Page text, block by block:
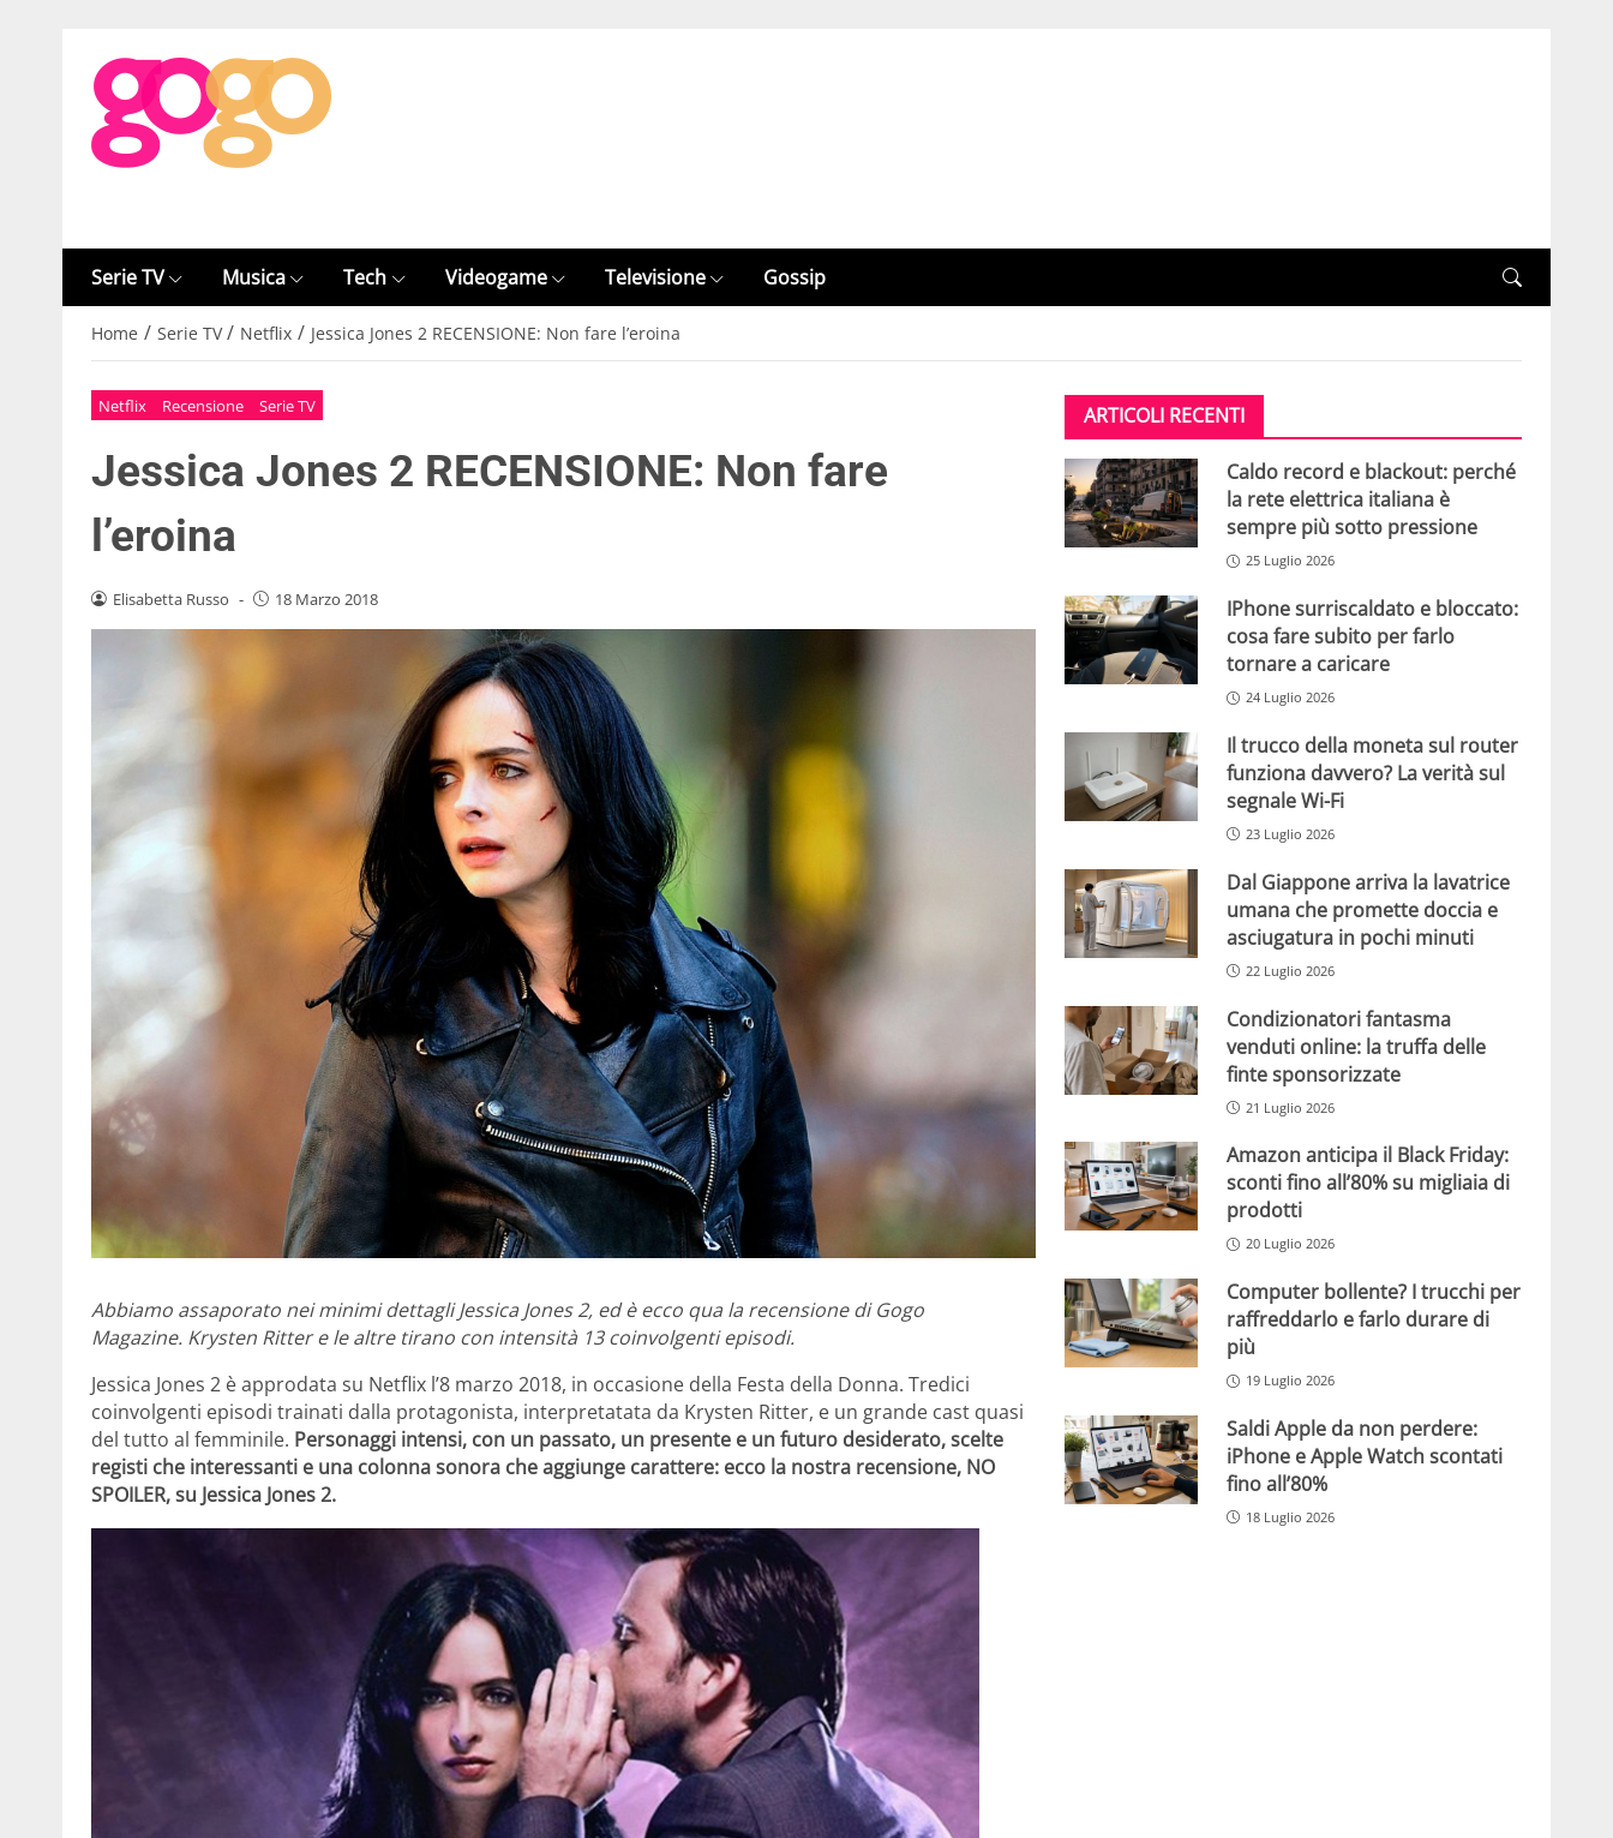
Serie TV Musica Tech Videogame Televisione Gossip
Home / Serie TV / Netflix / Jessica Jones 2 RECENSIONE: Non fare l’eroina
Netflix Recensione Serie TV
Jessica Jones 2 RECENSIONE: Non fare
l’eroina
Elisabetta Russo - 18 Marzo 2018
Abbiamo assaporato nei minimi dettagli Jessica Jones 2, ed è ecco qua la recensione di Gogo
Magazine. Krysten Ritter e le altre tirano con intensità 13 coinvolgenti episodi.
Jessica Jones 2 è approdata su Netflix l’8 marzo 2018, in occasione della Festa della Donna. Tredici
coinvolgenti episodi trainati dalla protagonista, interpretatata da Krysten Ritter, e un grande cast quasi
del tutto al femminile. Personaggi intensi, con un passato, un presente e un futuro desiderato, scelte
registi che interessanti e una colonna sonora che aggiunge carattere: ecco la nostra recensione, NO
SPOILER, su Jessica Jones 2.
ARTICOLI RECENTI
Caldo record e blackout: perché
la rete elettrica italiana è
sempre più sotto pressione
25 Luglio 2026
IPhone surriscaldato e bloccato:
cosa fare subito per farlo
tornare a caricare
24 Luglio 2026
Il trucco della moneta sul router
funziona davvero? La verità sul
segnale Wi-Fi
23 Luglio 2026
Dal Giappone arriva la lavatrice
umana che promette doccia e
asciugatura in pochi minuti
22 Luglio 2026
Condizionatori fantasma
venduti online: la truffa delle
finte sponsorizzate
21 Luglio 2026
Amazon anticipa il Black Friday:
sconti fino all’80% su migliaia di
prodotti
20 Luglio 2026
Computer bollente? I trucchi per
raffreddarlo e farlo durare di
più
19 Luglio 2026
Saldi Apple da non perdere:
iPhone e Apple Watch scontati
fino all’80%
18 Luglio 2026